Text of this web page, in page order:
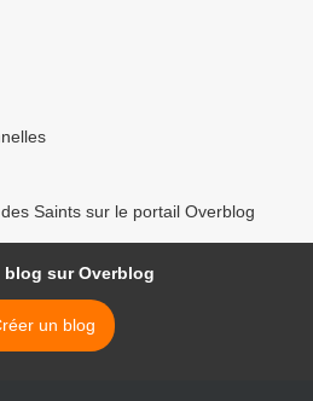
Saints sur le portail Overblog
blog sur Overblog
un blog